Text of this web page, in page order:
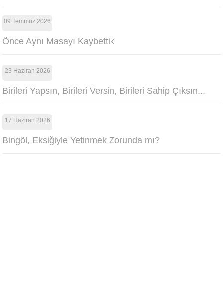
09 Temmuz 2026
Önce Aynı Masayı Kaybettik
23 Haziran 2026
Birileri Yapsın, Birileri Versin, Birileri Sahip Çıksın...
17 Haziran 2026
Bingöl, Eksiğiyle Yetinmek Zorunda mı?